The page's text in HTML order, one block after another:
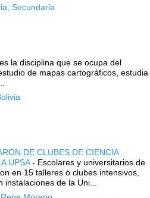
Secundaria
la disciplina que se ocupa del
de mapas cartográficos, estudia
DE CLUBES DE CIENCIA
UPSA- Escolares y universitarios de
en 15 talleres o clubes intensivos,
de la Uni...